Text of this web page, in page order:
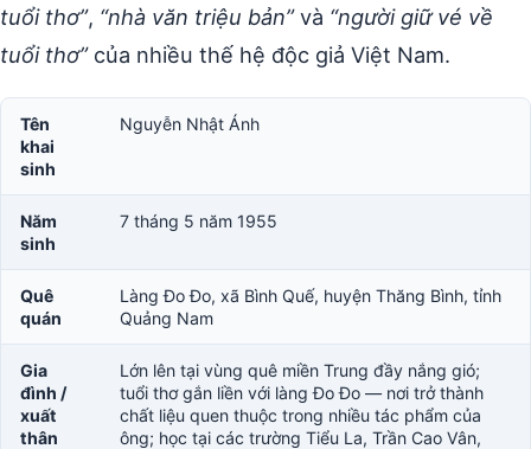
tuổi thơ”, “nhà văn triệu bản”và “người giữ vé về
tuổi thơ”của nhiều thế hệ độc giả Việt Nam.
Tên
khai
sinh
Nguyễn Nhật Ánh
Năm
sinh
7 tháng 5 năm 1955
Quê
quán
Làng Đo Đo, xã Bình Quế, huyện Thăng Bình, tỉnh
Quảng Nam
Gia
đình /
xuất
thân
Lớn lên tại vùng quê miền Trung đầy nắng gió;
tuổi thơ gắn liền với làng Đo Đo — nơi trở thành
chất liệu quen thuộc trong nhiều tác phẩm của
ông; học tại các trường Tiểu La, Trần Cao Vân,